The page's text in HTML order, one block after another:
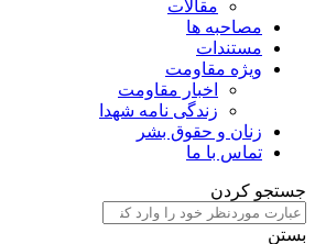
مقالات
مصاحبه ها
مستندات
ویژه مقاومت
اخبار مقاومت
زندگی نامه شهدا
زنان و حقوق بشر
تماس با ما
کردن